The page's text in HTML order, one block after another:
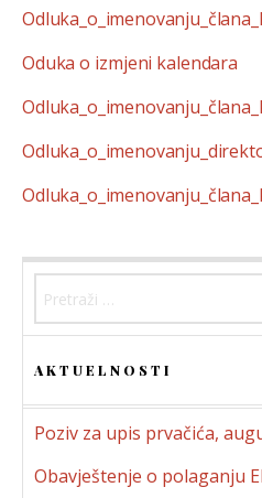
Oduka o izmjeni kalendara
AKTUELNOSTI
Poziv za upis prvačića,
Obavještenje o polaganju